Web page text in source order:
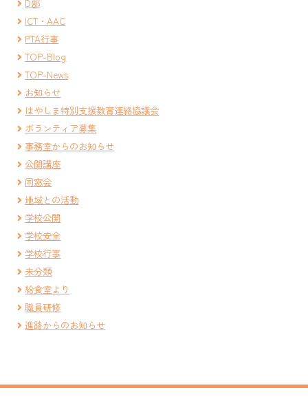
ICT・AAC
PTA行事
TOP-Blog
TOP-News
お知らせ
はやしま特別支援教育連絡協議会
ボランティア募集
事務室からのお知らせ
公開講座
同窓会
地域との活動
学校公開
学校安全
学校行事
未分類
給食室より
職員研修
進路からのお知らせ